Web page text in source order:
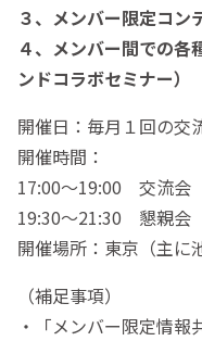
３、メンバー限定コン
４、メンバー間での各
ンドコラボセミナー）
開催日：毎月１回の交
開催時間：
17:00～19:00 交流会
19:30～21:30 懇親会
開催場所：東京（主に
（補足事項）
・「メンバー限定情